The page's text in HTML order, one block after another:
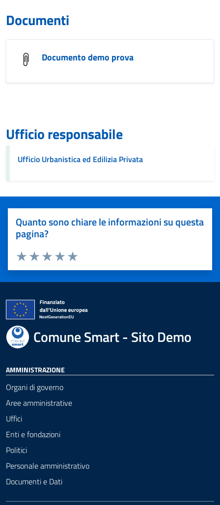
Documenti
Documento demo prova
Ufficio responsabile
Ufficio Urbanistica ed Edilizia Privata
Quanto sono chiare le informazioni su questa
pagina?
Valuta 5 stelle su 5
Valuta 4 stelle su 5
Valuta 3 stelle su 5
Valuta 2 stelle su 5
Valuta 1 stelle su 5
Comune Smart - Sito Demo
AMMINISTRAZIONE
Organi di governo
Aree amministrative
Uffici
Enti e fondazioni
Politici
Personale amministrativo
Documenti e Dati